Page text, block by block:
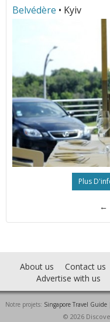
Belvédère • Kyiv
Plus
←
About us Contact us
Advertise with us
Notre projets: Singapore Travel Guide|
© 2026